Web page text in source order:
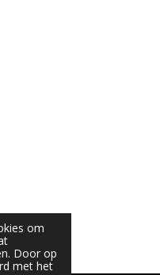
om
Door op
met het